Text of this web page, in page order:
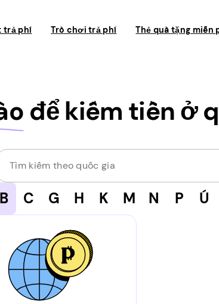
trả phí Trò chơi trả phí Thẻ quà tặng miễn
để kiếm tiền ở
Tìm kiếm theo
B C G H K M N P Ú